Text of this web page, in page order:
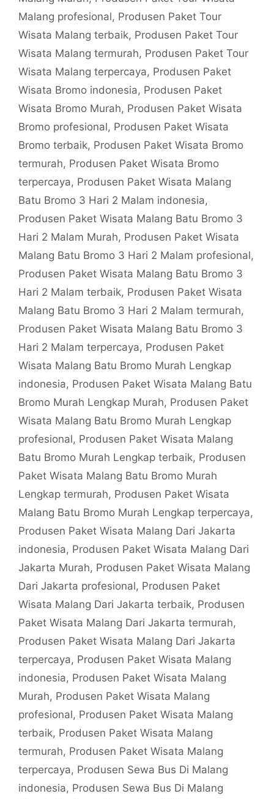
Malang profesional, Produsen Paket Tour
Wisata Malang terbaik, Produsen Paket Tour
Wisata Malang termurah, Produsen Paket Tour
Wisata Malang terpercaya, Produsen Paket
Wisata Bromo indonesia, Produsen Paket
Wisata Bromo Murah, Produsen Paket Wisata
Bromo profesional, Produsen Paket Wisata
Bromo terbaik, Produsen Paket Wisata Bromo
termurah, Produsen Paket Wisata Bromo
terpercaya, Produsen Paket Wisata Malang
Batu Bromo 3 Hari 2 Malam indonesia,
Produsen Paket Wisata Malang Batu Bromo 3
Hari 2 Malam Murah, Produsen Paket Wisata
Malang Batu Bromo 3 Hari 2 Malam profesional,
Produsen Paket Wisata Malang Batu Bromo 3
Hari 2 Malam terbaik, Produsen Paket Wisata
Malang Batu Bromo 3 Hari 2 Malam termurah,
Produsen Paket Wisata Malang Batu Bromo 3
Hari 2 Malam terpercaya, Produsen Paket
Wisata Malang Batu Bromo Murah Lengkap
indonesia, Produsen Paket Wisata Malang Batu
Bromo Murah Lengkap Murah, Produsen Paket
Wisata Malang Batu Bromo Murah Lengkap
profesional, Produsen Paket Wisata Malang
Batu Bromo Murah Lengkap terbaik, Produsen
Paket Wisata Malang Batu Bromo Murah
Lengkap termurah, Produsen Paket Wisata
Malang Batu Bromo Murah Lengkap terpercaya,
Produsen Paket Wisata Malang Dari Jakarta
indonesia, Produsen Paket Wisata Malang Dari
Jakarta Murah, Produsen Paket Wisata Malang
Dari Jakarta profesional, Produsen Paket
Wisata Malang Dari Jakarta terbaik, Produsen
Paket Wisata Malang Dari Jakarta termurah,
Produsen Paket Wisata Malang Dari Jakarta
terpercaya, Produsen Paket Wisata Malang
indonesia, Produsen Paket Wisata Malang
Murah, Produsen Paket Wisata Malang
profesional, Produsen Paket Wisata Malang
terbaik, Produsen Paket Wisata Malang
termurah, Produsen Paket Wisata Malang
terpercaya, Produsen Sewa Bus Di Malang
indonesia, Produsen Sewa Bus Di Malang